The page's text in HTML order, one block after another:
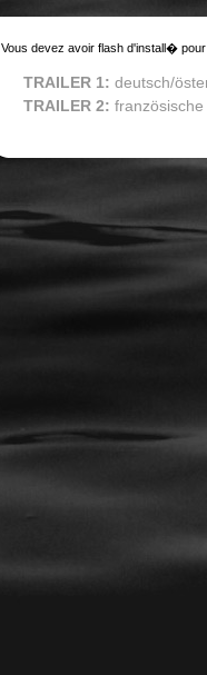
Vous devez avoir flash d'install�
TRAILER 1: deutsch/
TRAILER 2: französische